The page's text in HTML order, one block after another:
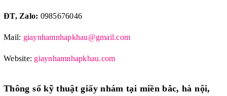
ĐT, Zalo: 0985676046
Mail: giaynhamnhapkhau@gmail.com
Website: giaynhamnhapkhau.com
Thông số kỹ thuậtgiấy nhám tại miền bắc, hà nội,